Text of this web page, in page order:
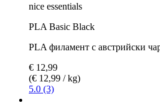
nice essentials
PLA Basic Black
PLA филамент с австрийски
€ 12,99
(€ 12,99 / kg)
5.0 (3)